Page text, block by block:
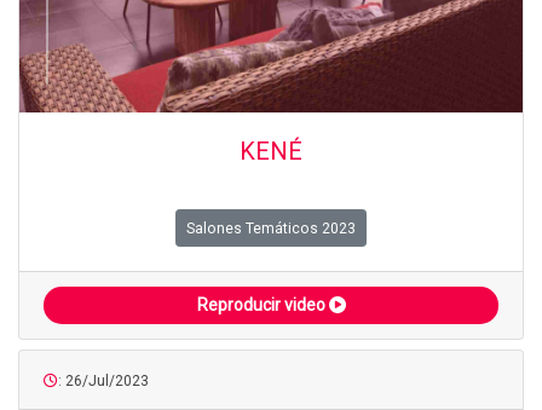
KENÉ
Salones Temáticos 2023
Reproducir video
: 26/Jul/2023